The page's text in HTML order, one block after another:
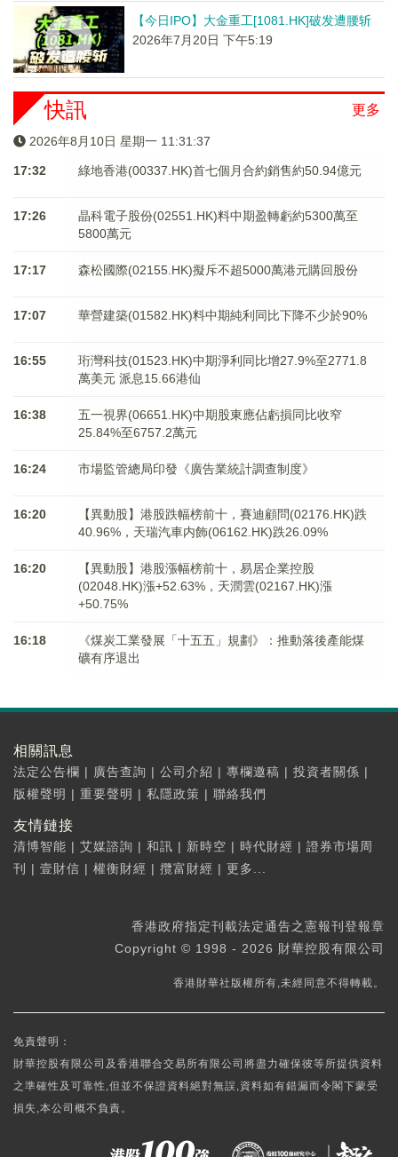
【今日IPO】大金重工[1081.HK]破发遭腰斩
2026年7月20日 下午5:19
更多
快訊
2026年8月10日 星期一 11:31:37
17:32 綠地香港(00337.HK)首七個月合約銷售約50.94億元
17:26
晶科電子股份(02551.HK)料中期盈轉虧約5300萬至
5800萬元
17:17 森松國際(02155.HK)擬斥不超5000萬港元購回股份
17:07 華營建築(01582.HK)料中期純利同比下降不少於90%
16:55
珩灣科技(01523.HK)中期淨利同比增27.9%至2771.8
萬美元 派息15.66港仙
16:38
五一視界(06651.HK)中期股東應佔虧損同比收窄
25.84%至6757.2萬元
16:24 市場監管總局印發《廣告業統計調查制度》
16:20
【異動股】港股跌幅榜前十，賽迪顧問(02176.HK)跌
40.96%，天瑞汽車内飾(06162.HK)跌26.09%
16:20
【異動股】港股漲幅榜前十，易居企業控股
(02048.HK)漲+52.63%，天潤雲(02167.HK)漲
+50.75%
16:18
《煤炭工業發展「十五五」規劃》：推動落後產能煤
礦有序退出
相關訊息
法定公告欄 | 廣告查詢 | 公司介紹 | 專欄邀稿 | 投資者關係 |
版權聲明 | 重要聲明 | 私隱政策 | 聯絡我們
友情鏈接
清博智能 | 艾媒諮詢 | 和訊 | 新時空 | 時代財經 | 證券市場周
刊
| 壹財信 | 權衡財經 | 攬富財經 | 更多...
香港政府指定刊載法定通告之憲報刊登報章
Copyright © 1998 - 2026 財華控股有限公司
香港財華社版權所有,未經同意不得轉載。
免責聲明：
財華控股有限公司及香港聯合交易所有限公司將盡力確保彼等所提供資料
之準確性及可靠性,但並不保證資料絕對無誤,資料如有錯漏而令閣下蒙受
損失,本公司概不負責。